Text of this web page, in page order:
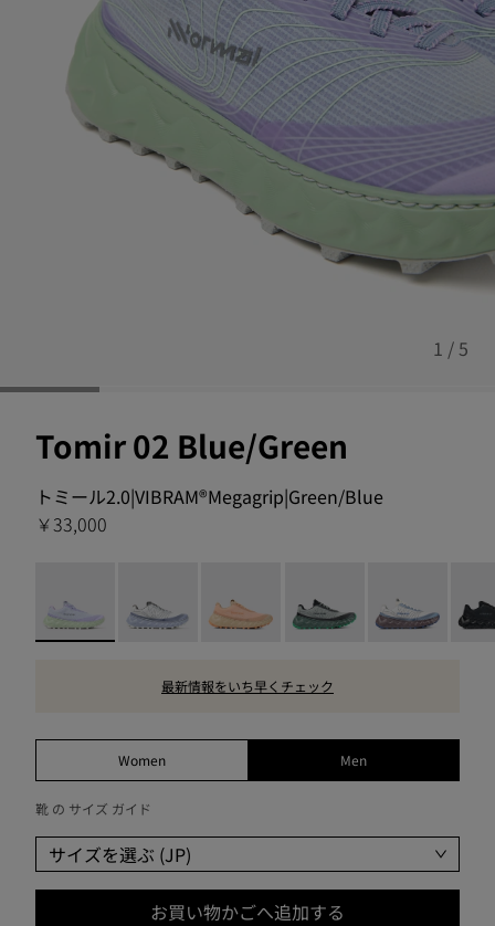
1 / 5
Tomir 02 Blue/Green
トミール2.0|VIBRAM®Megagrip|Green/Blue
￥33,000
最新情報をいち早くチェック
Women Men
靴 の サイズ ガイド
サイズを選ぶ (JP)
お買い物かごへ追加する